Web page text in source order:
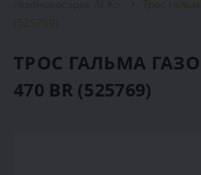
Трос
(525769)
ТРОС ГАЛЬМА
470 BR (525769)